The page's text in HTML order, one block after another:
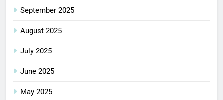
September 2025
August 2025
July 2025
June 2025
May 2025